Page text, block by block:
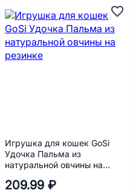
Игрушка для кошек GoSi
Удочка Пальма из
натуральной овчины на
209.99 ₽